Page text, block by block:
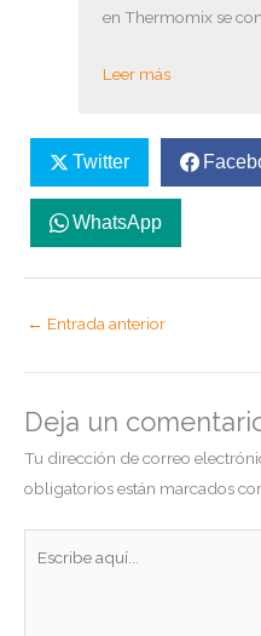
en Thermomix se
Leer más
Twitter
WhatsApp
← Entrada anterior
Deja un
Tu dirección de correo
obligatorios están marcados